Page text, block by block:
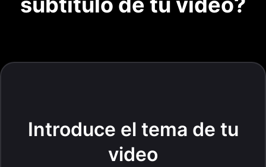
Introduce el tema de tu
video